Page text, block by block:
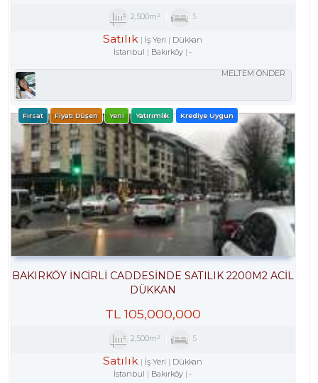
2,500m² 5
Satılık İş Yeri
Dükkan
İstanbul
Bakırköy -
MELTEM ÖNDER
Fırsat Fiyatı Düşen Yeni Yatırımlık Krediye Uygun
BAKIRKÖY İNCİRLİ CADDESINDE SATILIK 2200M2 ACİL
DÜKKAN
TL 105,000,000
2,500m² 5
Satılık İş Yeri
Dükkan
İstanbul
Bakırköy -